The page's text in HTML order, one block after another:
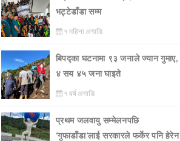
भट्टेडाँडा सम्म
१ महिना अगाडि
बिपद्का घटनामा ९३ जनाले ज्यान गुमाए,
४ सय ४५ जना घाइते
१ वर्ष अगाडि
प्रथम जलवायु सम्मेलनपछि
‘गुफाडाँडा’लाई सरकारले फर्केर पनि हेरेन